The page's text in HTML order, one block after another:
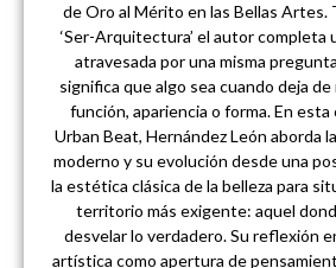
de Oro al Mérito en las Bellas Artes.
‘Ser-Arquitectura’ el autor completa
atravesada por una misma
significa que algo sea cuando deja
función, apariencia o forma. En
Urban Beat, Hernández León aborda
moderno y su evolución desde una
la estética clásica de la belleza para
territorio más exigente: aquel
desvelar lo verdadero. Su reflexión
artística como apertura de